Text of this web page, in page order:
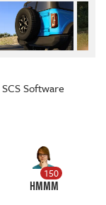
SCS Software
150
HMMM